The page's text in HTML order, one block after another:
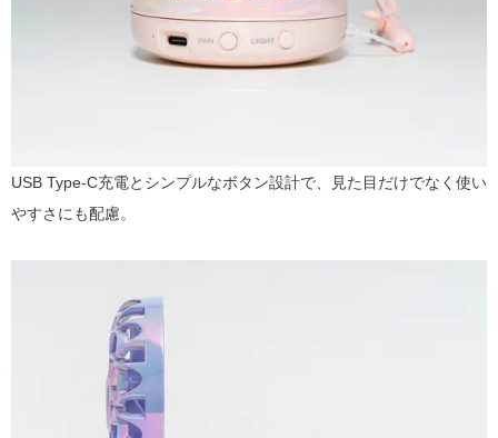
USB Type-C充電とシンプルなボタン設計で、見た目だけでなく使い
やすさにも配慮。